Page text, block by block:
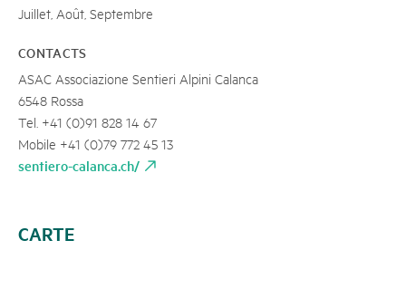
Juillet, Août, Septembre
CONTACTS
ASAC Associazione Sentieri Alpini Calanca
6548 Rossa
Tel. +41 (0)91 828 14 67
Mobile +41 (0)79 772 45 13
sentiero-calanca.ch/
CARTE